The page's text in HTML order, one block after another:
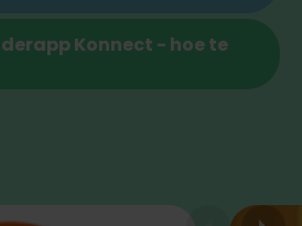
Konnect - hoe te